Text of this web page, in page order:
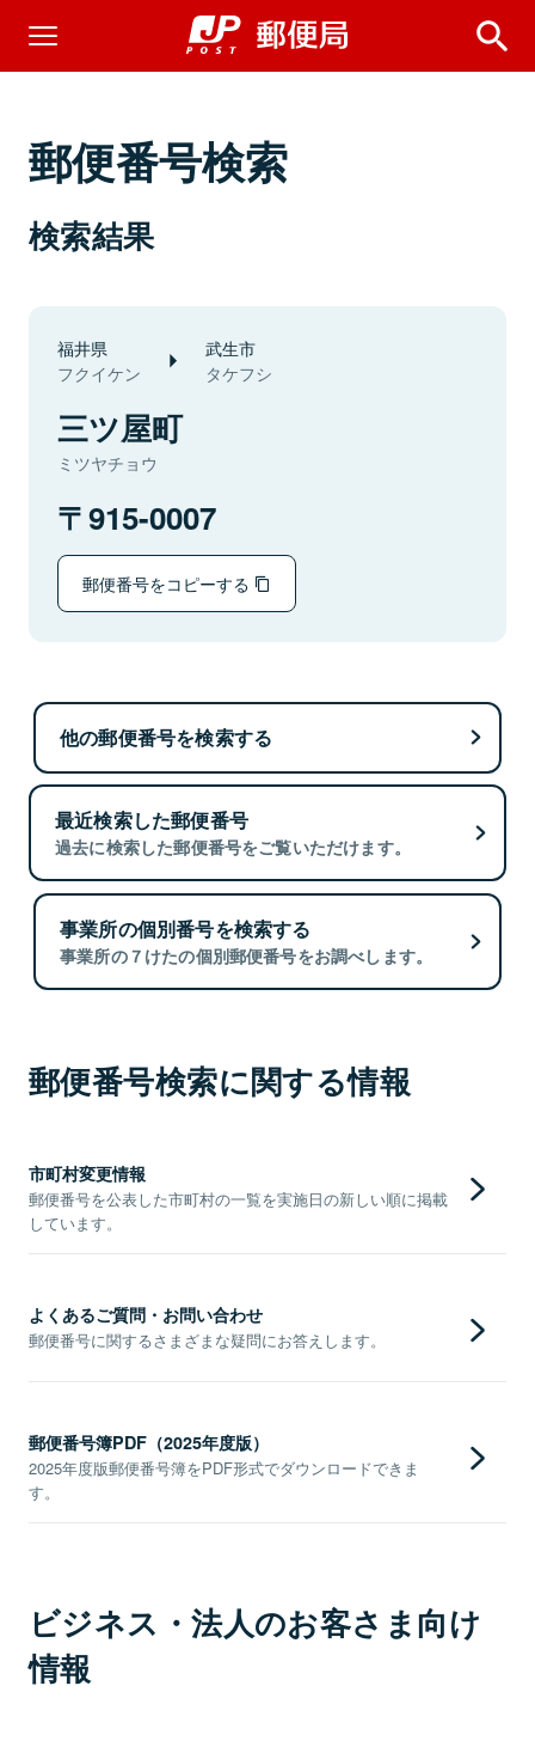
郵便番号検索
検索結果
福井県
フクイケン
武生市
タケフシ
三ツ屋町
ミツヤチョウ
915-0007
郵便番号をコピーする
他の郵便番号を検索する
最近検索した郵便番号
過去に検索した郵便番号をご覧いただけます。
事業所の個別番号を検索する
事業所の７けたの個別郵便番号をお調べします。
郵便番号検索に関する情報
市町村変更情報
郵便番号を公表した市町村の一覧を実施日の新しい順に掲載
しています。
よくあるご質問・お問い合わせ
郵便番号に関するさまざまな疑問にお答えします。
郵便番号簿PDF（2025年度版）
2025年度版郵便番号簿をPDF形式でダウンロードできま
す。
ビジネス・法人のお客さま向け
情報